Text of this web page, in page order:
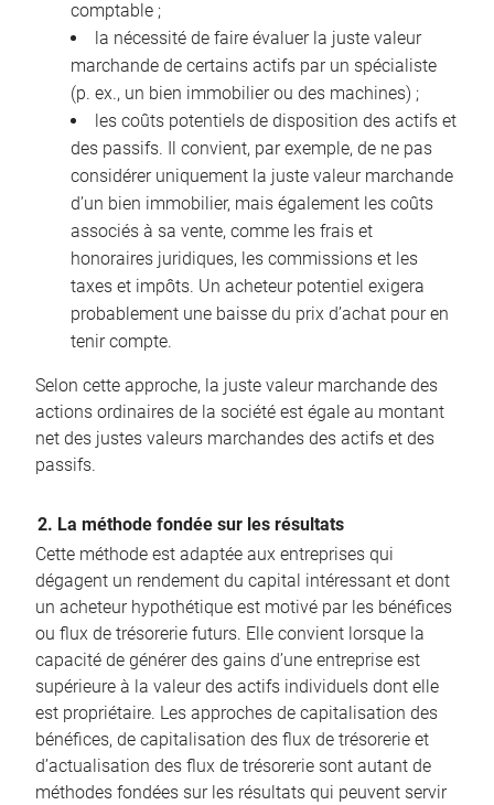
comptable ;
la nécessité de faire évaluer la juste valeur
marchande de certains actifs par un spécialiste
(p. ex., un bien immobilier ou des machines) ;
les coûts potentiels de disposition des actifs et
des passifs. Il convient, par exemple, de ne pas
considérer uniquement la juste valeur marchande
d’un bien immobilier, mais également les coûts
associés à sa vente, comme les frais et
honoraires juridiques, les commissions et les
taxes et impôts. Un acheteur potentiel exigera
probablement une baisse du prix d’achat pour en
tenir compte.
Selon cette approche, la juste valeur marchande des
actions ordinaires de la société est égale au montant
net des justes valeurs marchandes des actifs et des
passifs.
2. La méthode fondée sur les résultats
Cette méthode est adaptée aux entreprises qui
dégagent un rendement du capital intéressant et dont
un acheteur hypothétique est motivé par les bénéfices
ou flux de trésorerie futurs. Elle convient lorsque la
capacité de générer des gains d’une entreprise est
supérieure à la valeur des actifs individuels dont elle
est propriétaire. Les approches de capitalisation des
bénéfices, de capitalisation des flux de trésorerie et
d’actualisation des flux de trésorerie sont autant de
méthodes fondées sur les résultats qui peuvent servir